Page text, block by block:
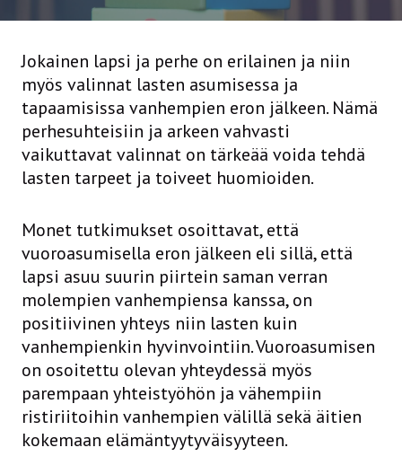
Jokainen lapsi ja perhe on erilainen ja niin
myös valinnat lasten asumisessa ja
tapaamisissa vanhempien eron jälkeen. Nämä
perhesuhteisiin ja arkeen vahvasti
vaikuttavat valinnat on tärkeää voida tehdä
lasten tarpeet ja toiveet huomioiden.
Monet tutkimukset osoittavat, että
vuoroasumisella eron jälkeen eli sillä, että
lapsi asuu suurin piirtein saman verran
molempien vanhempiensa kanssa, on
positiivinen yhteys niin lasten kuin
vanhempienkin hyvinvointiin. Vuoroasumisen
on osoitettu olevan yhteydessä myös
parempaan yhteistyöhön ja vähempiin
ristiriitoihin vanhempien välillä sekä äitien
kokemaan elämäntyytyväisyyteen.